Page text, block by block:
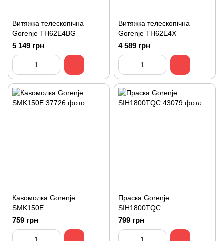
Витяжка телескопічна
Gorenje TH62E4BG
5 149 грн
Витяжка телескопічна
Gorenje TH62E4X
4 589 грн
Кавомолка Gorenje
SMK150E
759 грн
Праска Gorenje
SIH1800TQC
799 грн